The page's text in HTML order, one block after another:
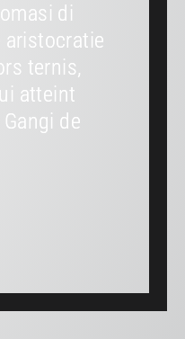
di
aristocratie
ternis,
atteint
de